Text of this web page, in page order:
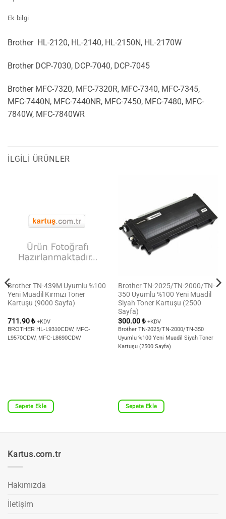
Ek bilgi
Brother HL-2120, HL-2140, HL-2150N, HL-2170W
Brother DCP-7030, DCP-7040, DCP-7045
Brother MFC-7320, MFC-7320R, MFC-7340, MFC-7345,
MFC-7440N, MFC-7440NR, MFC-7450, MFC-7480, MFC-
7840W, MFC-7840WR
İLGILI ÜRÜNLER
Brother TN-439M Uyumlu %100
Yeni Muadil Kırmızı Toner
Kartuşu (9000 Sayfa)
711.90₺ +KDV
BROTHER HL-L9310CDW, MFC-
L9570CDW, MFC-L8690CDW
Sepete Ekle
Brother TN-2025/TN-2000/TN-
350 Uyumlu %100 Yeni Muadil
Siyah Toner Kartuşu (2500
Sayfa)
300.00₺ +KDV
Brother TN-2025/TN-2000/TN-350
Uyumlu %100 Yeni Muadil Siyah Toner
Kartuşu (2500 Sayfa)
Sepete Ekle
Kartus.com.tr
Hakımızda
İletişim